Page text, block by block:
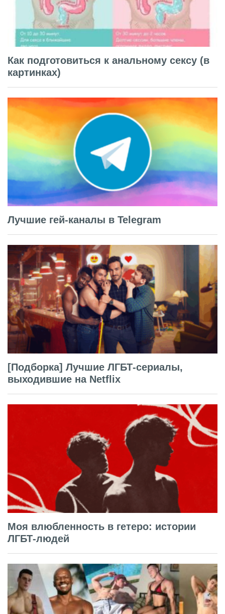
Как подготовиться к анальному сексу (в
картинках)
Лучшие гей-каналы в Telegram
[Подборка] Лучшие ЛГБТ-сериалы,
выходившие на Netflix
Моя влюбленность в гетеро: истории
ЛГБТ-людей